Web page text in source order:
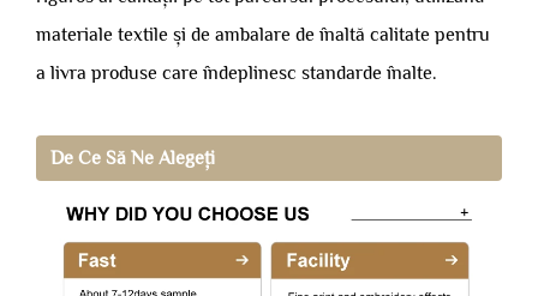
materiale textile și de ambalare de înaltă calitate pentru
a livra produse care îndeplinesc standarde înalte.
De Ce Să Ne Alegeți